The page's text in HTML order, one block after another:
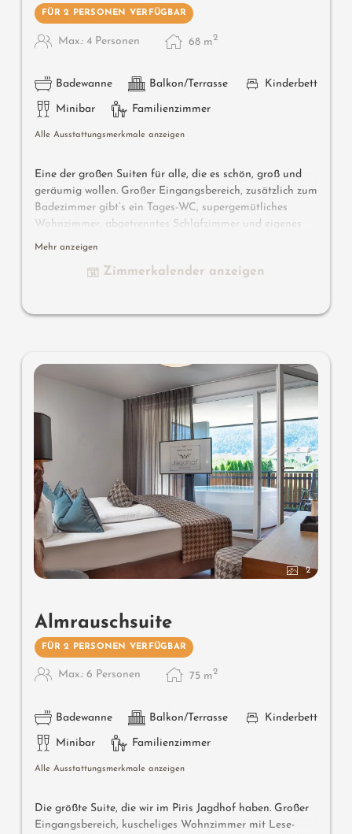
FÜR 2 PERSONEN VERFÜGBAR
Max.: 4 Personen 68 m2
Badewanne Balkon/Terrasse Kinderbett
Minibar Familienzimmer
Alle Ausstattungsmerkmale anzeigen
Eine der großen Suiten für alle, die es schön, groß und
geräumig wollen. Großer Eingangsbereich, zusätzlich zum
Badezimmer gibt’s ein Tages-WC, supergemütliches
Wohnzimmer, abgetrenntes Schlafzimmer und eigenes
Kinderzimmer mit 2 zusätzlichen Betten. Große Terrasse
Mehr anzeigen
Zimmerkalender anzeigen
2
Almrauschsuite
FÜR 2 PERSONEN VERFÜGBAR
Max.: 6 Personen 75 m2
Badewanne Balkon/Terrasse Kinderbett
Minibar Familienzimmer
Alle Ausstattungsmerkmale anzeigen
Die größte Suite, die wir im Piris Jagdhof haben. Großer
Eingangsbereich, kuscheliges Wohnzimmer mit Lese-